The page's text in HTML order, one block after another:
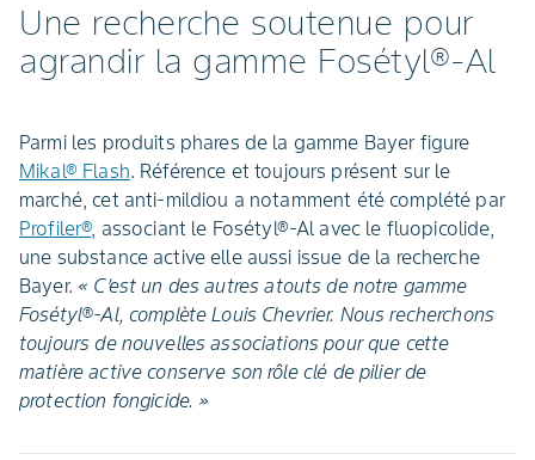
Une recherche soutenue pour
agrandir la gamme Fosétyl®-Al
Parmi les produits phares de la gamme Bayer figure
Mikal® Flash. Référence et toujours présent sur le
marché, cet anti-mildiou a notamment été complété par
Profiler®, associant le Fosétyl®-Al avec le fluopicolide,
une substance active elle aussi issue de la recherche
Bayer. « C’est un des autres atouts de notre gamme
Fosétyl®-Al, complète Louis Chevrier. Nous recherchons
toujours de nouvelles associations pour que cette
matière active conserve son rôle clé de pilier de
protection fongicide. »